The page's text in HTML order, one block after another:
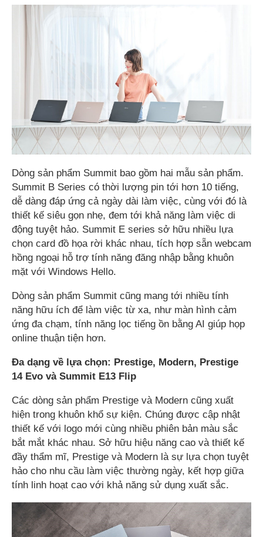
Dòng sản phẩm Summit bao gồm hai mẫu sản phẩm.
Summit B Series có thời lượng pin tới hơn 10 tiếng,
dễ dàng đáp ứng cả ngày dài làm việc, cùng với đó là
thiết kế siêu gọn nhẹ, đem tới khả năng làm việc di
động tuyệt hảo. Summit E series sở hữu nhiều lựa
chọn card đồ họa rời khác nhau, tích hợp sẵn webcam
hồng ngoại hỗ trợ tính năng đăng nhập bằng khuôn
mặt với Windows Hello.
Dòng sản phẩm Summit cũng mang tới nhiều tính
năng hữu ích để làm việc từ xa, như màn hình cảm
ứng đa chạm, tính năng lọc tiếng ồn bằng AI giúp họp
online thuận tiện hơn.
Đa dạng về lựa chọn: Prestige, Modern, Prestige
14 Evo vàSummit E13 Flip
Các dòng sản phẩm Prestige và Modern cũng xuất
hiện trong khuôn khổ sự kiện. Chúng được cập nhật
thiết kế với logo mới cùng nhiều phiên bản màu sắc
bắt mắt khác nhau. Sở hữu hiệu năng cao và thiết kế
đầy thẩm mĩ, Prestige và Modern là sự lựa chọn tuyệt
hảo cho nhu cầu làm việc thường ngày, kết hợp giữa
tính linh hoạt cao với khả năng sử dụng xuất sắc.